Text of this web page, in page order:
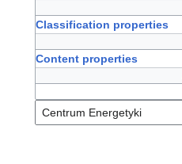
Classification properties
Content properties